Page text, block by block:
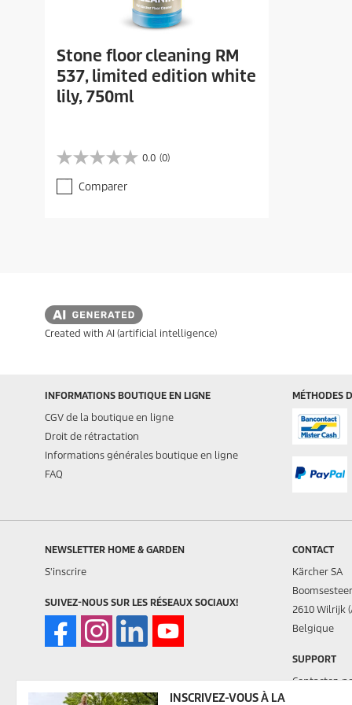
INSCRIVEZ-VOUS À LA
Stone floor cleaning RM
537, limited edition white
lily, 750ml
0.0 (0)
0
.
0
i
l
e
Comparer
Created with AI (artificial intelligence)
INFORMATIONS BOUTIQUE EN LIGNE
CGV de la boutique en ligne
Droit de rétractation
Informations générales boutique en ligne
FAQ
MÉTHODES
NEWSLETTER HOME & GARDEN
S'inscrire
SUIVEZ-NOUS SUR LES RÉSEAUX SOCIAUX!
CONTACT
Kärcher SA
2610 Wilrijk
Belgique
SUPPORT
Contactez-